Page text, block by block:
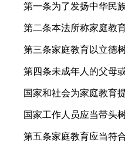
第一条为了发扬中华民
第二条本法所称家庭教
第三条家庭教育以立德
第四条未成年人的父母
国家和社会为家庭教育
国家工作人员应当带头
第五条家庭教育应当符